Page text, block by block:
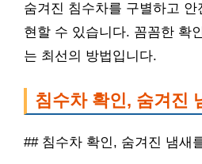
숨겨진 침수차를 구별하고
현할 수 있습니다. 꼼꼼한 확
는 최선의 방법입니다.
침수차 확인, 숨겨진
## 침수차 확인, 숨겨진 냄새